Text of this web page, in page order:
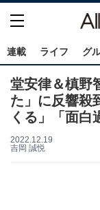
連載 ライフ グ
堂安律＆槙野
た」に反響殺
くる」「面白
2022.12.19
吉岡 誠悦